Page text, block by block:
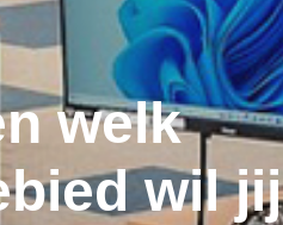
welk
wil jij